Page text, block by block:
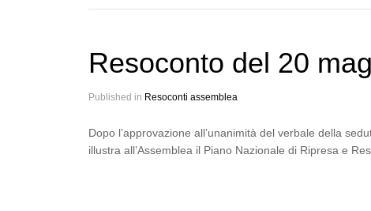
Resoconto del 20
Published in Resoconti assemblea
Dopo l’approvazione all’unanimità del verbale della
illustra all’Assemblea il Piano Nazionale di Ripresa e